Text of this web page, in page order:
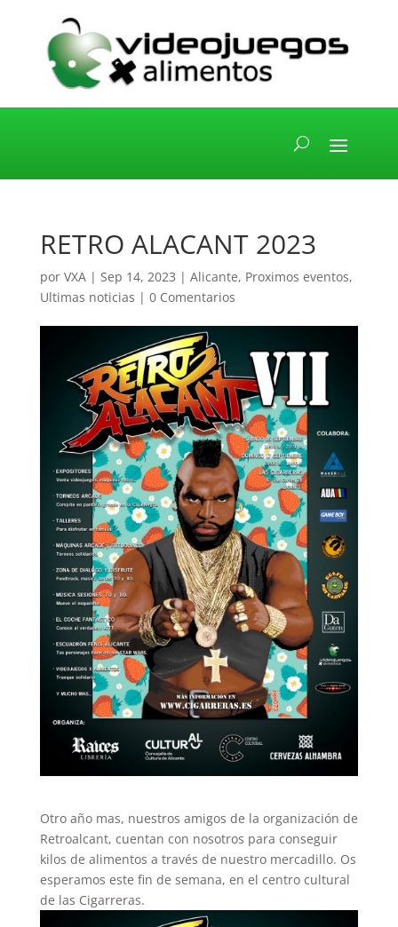
RETRO ALACANT 2023
por VXA| Sep 14, 2023 | Alicante, Proximos eventos,
Ultimas noticias | 0 Comentarios
Otro año mas, nuestros amigos de la organización de
Retroalcant, cuentan con nosotros para conseguir
kilos de alimentos a través de nuestro mercadillo. Os
esperamos este fin de semana, en el centro cultural
de las Cigarreras.